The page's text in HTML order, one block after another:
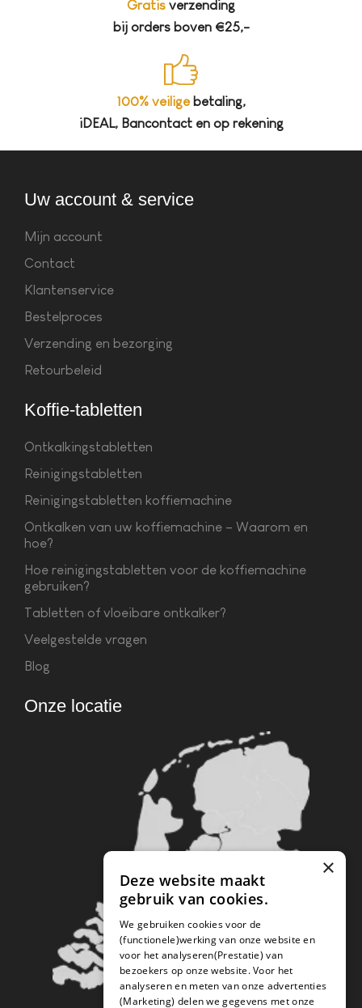
Gratis verzending
bij orders boven €25,-
100% veiligebetaling,
iDEAL, Bancontact en op rekening
Uw account & service
Mijn account
Contact
Klantenservice
Bestelproces
Verzending en bezorging
Retourbeleid
Koffie-tabletten
Ontkalkingstabletten
Reinigingstabletten
Reinigingstabletten koffiemachine
Ontkalken van uw koffiemachine – Waarom en
hoe?
Hoe reinigingstabletten voor de koffiemachine
gebruiken?
Tabletten of vloeibare ontkalker?
Veelgestelde vragen
Blog
Onze locatie
×
Deze website maakt
gebruik van cookies.
We gebruiken cookies voor de
(functionele)werking van onze website en
voor het analyseren(Prestatie) van
bezoekers op onze website. Voor het
analyseren en meten van onze advertenties
(Marketing) delen we gegevens met onze